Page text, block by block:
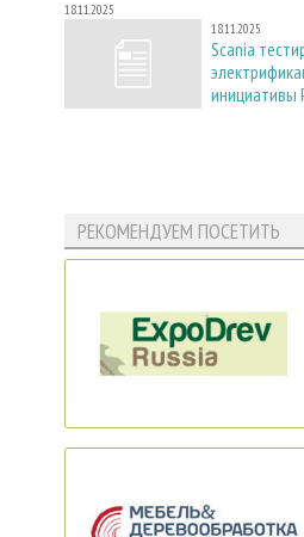
18.11.2025
18.11.2025
Scania
РЕКОМЕНДУЕМ ПОСЕТИТЬ